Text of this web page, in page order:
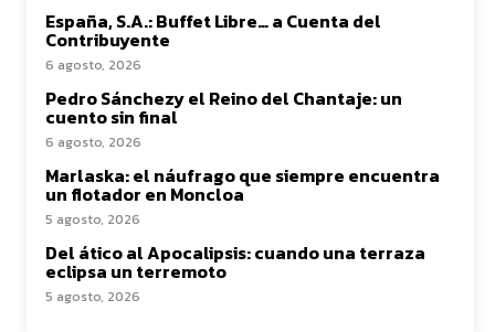
España, S.A.: Buffet Libre… a Cuenta del
Contribuyente
6 agosto, 2026
Pedro Sánchezy el Reino del Chantaje: un
cuento sin final
6 agosto, 2026
Marlaska: el náufrago que siempre encuentra
un flotador en Moncloa
5 agosto, 2026
Del ático al Apocalipsis: cuando una terraza
eclipsa un terremoto
5 agosto, 2026